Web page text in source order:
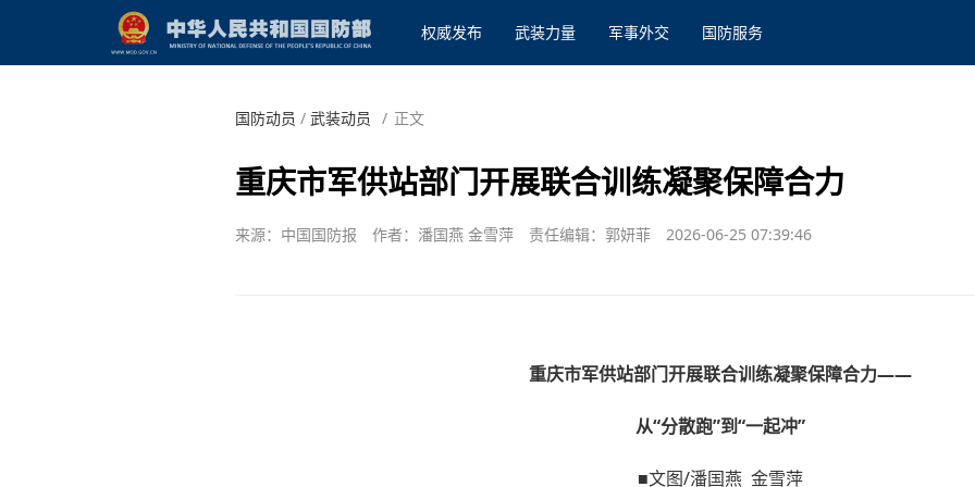
权威发布 武装力量 军事外交 国防服务
国防动员 / 武装动员 / 正文
重庆市军供站部门开展联合训练凝聚保障合力
来源：中国国防报 作者：潘国燕 金雪萍 责任编辑：郭妍菲 2026-06-25 07:39:46
重庆市军供站部门开展联合训练凝聚保障合力——
从“分散跑”到“一起冲”
■文图/潘国燕 金雪萍